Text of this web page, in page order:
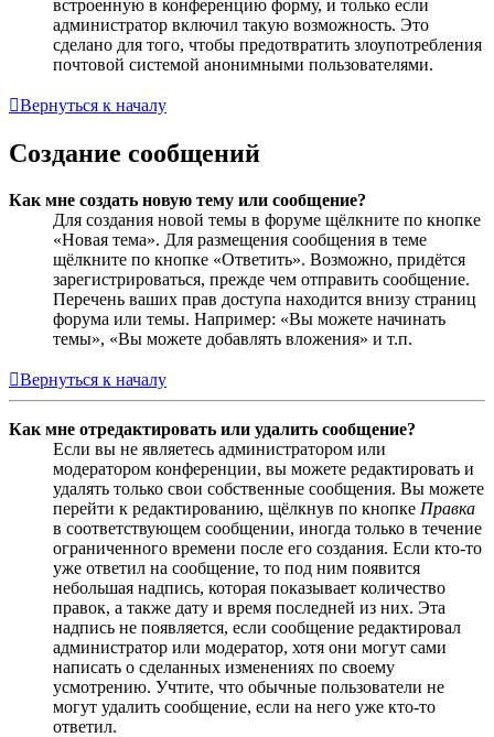
встроенную в конференцию форму, и только если
администратор включил такую возможность. Это
сделано для того, чтобы предотвратить злоупотребления
почтовой системой анонимными пользователями.
Вернуться к началу
Создание сообщений
Как мне создать новую тему или сообщение?
Для создания новой темы в форуме щёлкните по кнопке
«Новая тема». Для размещения сообщения в теме
щёлкните по кнопке «Ответить». Возможно, придётся
зарегистрироваться, прежде чем отправить сообщение.
Перечень ваших прав доступа находится внизу страниц
форума или темы. Например: «Вы можете начинать
темы», «Вы можете добавлять вложения» и т.п.
Вернуться к началу
Как мне отредактировать или удалить сообщение?
Если вы не являетесь администратором или
модератором конференции, вы можете редактировать и
удалять только свои собственные сообщения. Вы можете
перейти к редактированию, щёлкнув по кнопке Правка
в соответствующем сообщении, иногда только в течение
ограниченного времени после его создания. Если кто-то
уже ответил на сообщение, то под ним появится
небольшая надпись, которая показывает количество
правок, а также дату и время последней из них. Эта
надпись не появляется, если сообщение редактировал
администратор или модератор, хотя они могут сами
написать о сделанных изменениях по своему
усмотрению. Учтите, что обычные пользователи не
могут удалить сообщение, если на него уже кто-то
ответил.